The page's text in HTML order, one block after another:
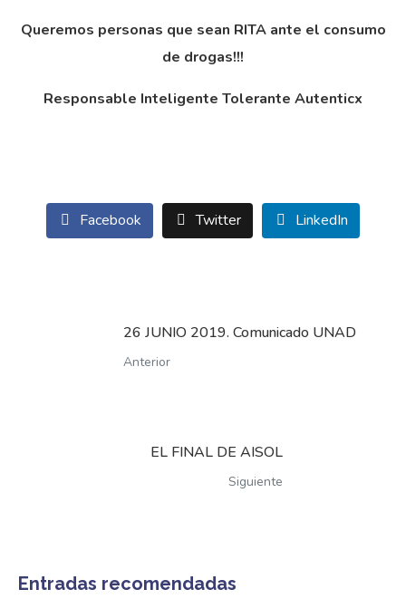
Queremos personas que sean RITA ante el consumo
de drogas!!!
Responsable Inteligente Tolerante Autenticx
Facebook Twitter LinkedIn
26 JUNIO 2019. Comunicado UNAD
Anterior
EL FINAL DE AISOL
Siguiente
Entradas recomendadas